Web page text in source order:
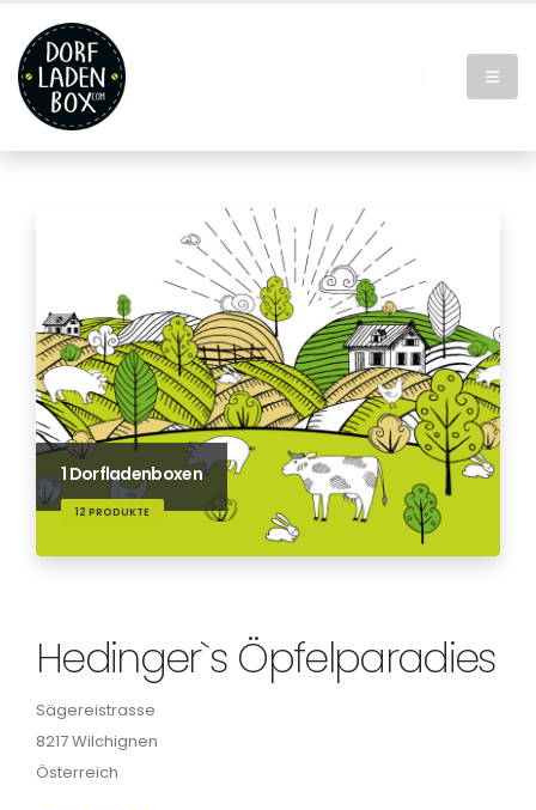
1 Dorfladenboxen
12 PRODUKTE
Hedinger`s Öpfelparadies
Sägereistrasse
8217 Wilchignen
Österreich